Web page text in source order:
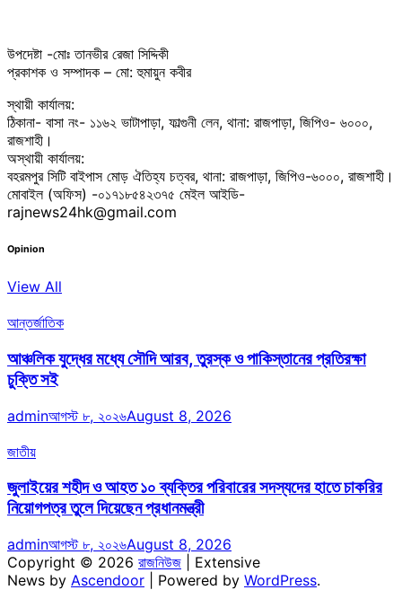
উপদেষ্টা -মোঃ তানভীর রেজা সিদ্দিকী
প্রকাশক ও সম্পাদক – মো: হুমায়ুন কবীর
স্থায়ী কার্যালয়:
ঠিকানা- বাসা নং- ১১৬২ ভাটাপাড়া, ফাল্গুনী লেন, থানা: রাজপাড়া, জিপিও- ৬০০০,
রাজশাহী।
অস্থায়ী কার্যালয়:
বহরমপুর সিটি বাইপাস মোড় ঐতিহ্য চত্বর, থানা: রাজপাড়া, জিপিও-৬০০০, রাজশাহী।
মোবাইল (অফিস) -০১৭১৮৫৪২৩৭৫ মেইল আইডি-
rajnews24hk@gmail.com
Opinion
View All
আন্তর্জাতিক
আঞ্চলিক যুদ্ধের মধ্যে সৌদি আরব, তুরস্ক ও পাকিস্তানের প্রতিরক্ষা
চুক্তি সই
adminআগস্ট ৮, ২০২৬August 8, 2026
জাতীয়
জুলাইয়ের শহীদ ও আহত ১০ ব্যক্তির পরিবারের সদস্যদের হাতে চাকরির
নিয়োগপত্র তুলে দিয়েছেন প্রধানমন্ত্রী
adminআগস্ট ৮, ২০২৬August 8, 2026
Copyright © 2026 রাজনিউজ | Extensive
News by Ascendoor | Powered by WordPress.